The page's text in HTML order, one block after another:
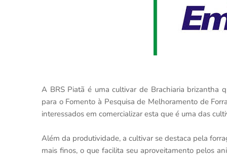
A BRS Piatã é uma cultivar de Brachiaria brizantha
para o Fomento à Pesquisa de Melhoramento de
interessados em comercializar esta que é uma das
Além da produtividade, a cultivar se destaca pela
mais finos, o que facilita seu aproveitamento pelos